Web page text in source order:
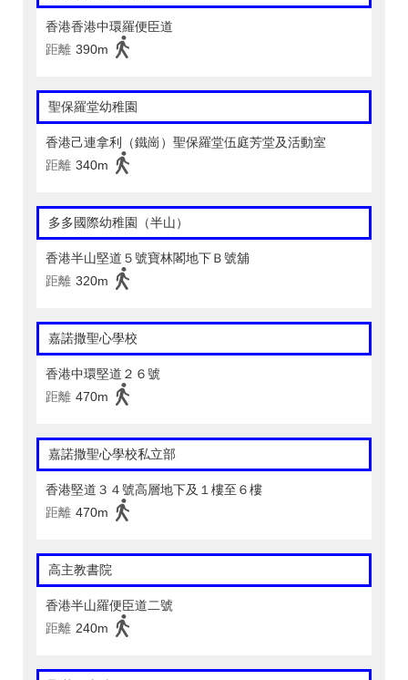
香港香港中環羅便臣道
距離 390m
聖保羅堂幼稚園
香港己連拿利（鐵崗）聖保羅堂伍庭芳堂及活動室
距離 340m
多多國際幼稚園（半山）
香港半山堅道５號寶林閣地下Ｂ號舖
距離 320m
嘉諾撒聖心學校
香港中環堅道２６號
距離 470m
嘉諾撒聖心學校私立部
香港堅道３４號高層地下及１樓至６樓
距離 470m
高主教書院
香港半山羅便臣道二號
距離 240m